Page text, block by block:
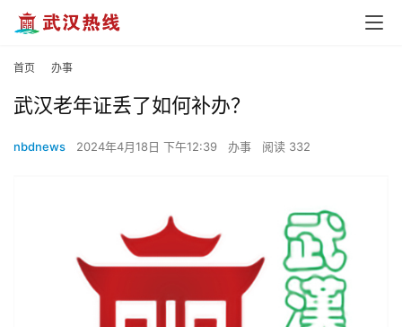
首页 办事
武汉老年证丢了如何补办？
nbdnews 2024年4月18日 下午12:39 办事 阅读 332